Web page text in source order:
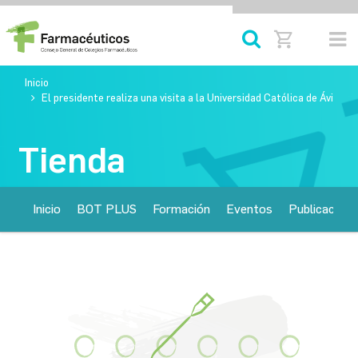
Inicio
El presidente realiza una visita a la Universidad Católica de Ávila
Tienda
Inicio BOT PLUS Formación Eventos